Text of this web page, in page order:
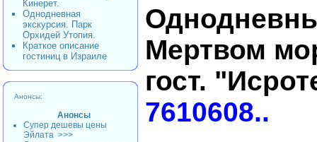
Кинерет.
Однодневная
экскурсия. Парк
Орхидей Утопия.
Краткое описание
гостиниц в Израиле
Анонсы:
Анонсы
Супер дешевы цены
Эйлата >>>
Мертвом
гост.
7610608..